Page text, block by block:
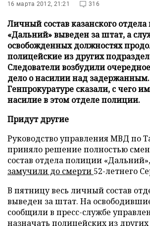
16 марта 2012, 21:21 316
Личный состав казанского
«Дальний» выведен за штат, а
освобожденных должностях
полицейские из других
Следователи возбудили
дело о насилии над
Генпрокуратуре сказали, с чего
насилие в этом отделе полиции.
Придут другие
Руководство управления МВД по
приняло решение полностью
состав отдела полиции
замучили до смерти 52-летнего
В пятницу весь личный состав
выведен за штат. На
сообщили в пресс-службе
назначать полицейских из других